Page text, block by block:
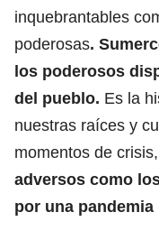
inquebrantables
poderosas.
los poderosos
del pueblo. Es la
nuestras raíces y
momentos de crisis,
adversos como
por una pandemia